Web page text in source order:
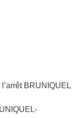
BRUNIQUEL